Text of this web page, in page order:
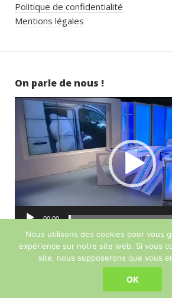
Politique de confidentialité
Mentions légales
On parle de nous !
Lecteur
vidéo
00:00
Copyright Martinique Camping-Car 2016 -
Nous utilisons des cookies pour vous
expérience sur notre site web. Si vous
site, nous supposerons que vous
OK